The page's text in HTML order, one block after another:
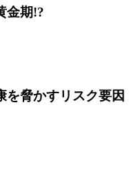
金期!?
を脅かすリスク要因